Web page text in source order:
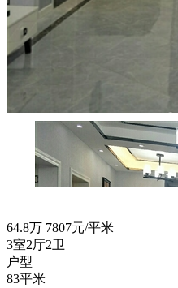
64.8万 7807元/平米
3室2厅2卫
户型
83平米